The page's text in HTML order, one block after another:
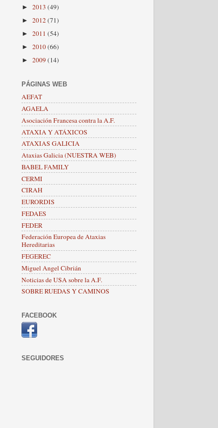
► 2013 (49)
► 2012(71)
► 2011 (54)
► 2010(66)
► 2009(14)
PÁGINAS WEB
AEFAT
AGAELA
Asociación Francesa contra la A.F.
ATAXIA Y ATÁXICOS
ATAXIAS GALICIA
Ataxias Galicia (NUESTRA WEB)
BABEL FAMILY
CERMI
CIRAH
EURORDIS
FEDAES
FEDER
Federación Europea de Ataxias
Hereditarias
FEGEREC
Miguel Angel Cibrián
Noticias de USA sobre la A.F.
SOBRE RUEDAS Y CAMINOS
FACEBOOK
SEGUIDORES